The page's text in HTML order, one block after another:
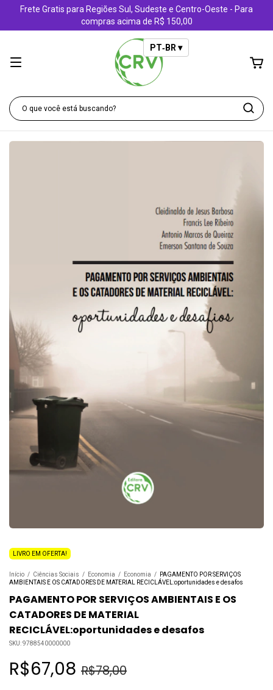
Frete Gratis para Regiões Sul, Sudeste e Centro-Oeste - Para
compras acima de R$ 150,00
PT‑BR ▾
LIVRO EM OFERTA!
Início / Ciências Sociais / Economia / Economia /
PAGAMENTO POR SERVIÇOS
AMBIENTAIS E OS CATADORES DE MATERIAL RECICLÁVEL:oportunidades e desafos
PAGAMENTO POR SERVIÇOS AMBIENTAIS E OS
CATADORES DE MATERIAL
RECICLÁVEL:oportunidades e desafos
SKU:9788540000000
R$67,08 R$78,00